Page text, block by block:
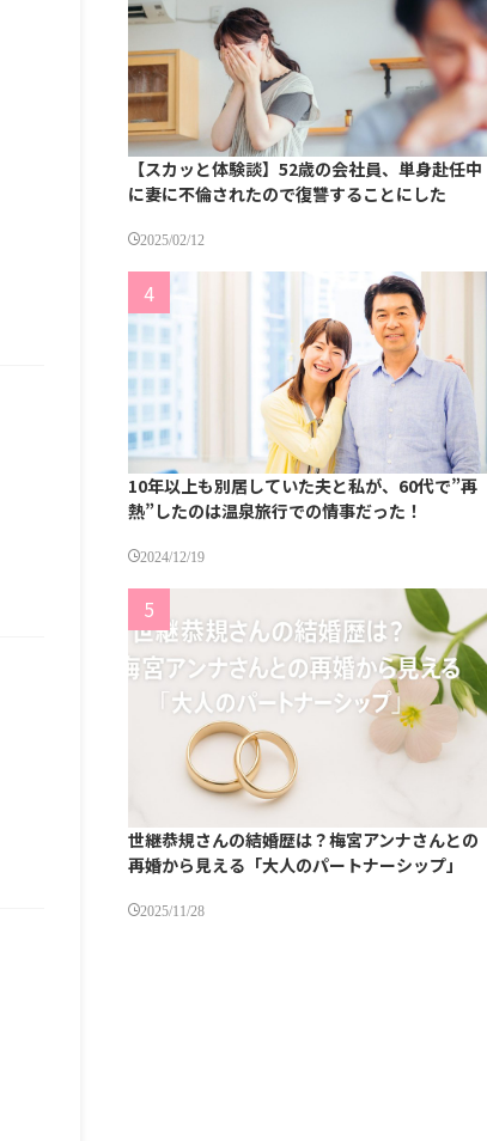
【スカッと体験談】52歳の会社員、単身赴任中
に妻に不倫されたので復讐することにした
2025/02/12
10年以上も別居していた夫と私が、60代で”再
熱”したのは温泉旅行での情事だった！
2024/12/19
世継恭規さんの結婚歴は？梅宮アンナさんとの
再婚から見える「大人のパートナーシップ」
2025/11/28